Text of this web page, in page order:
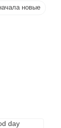
новые